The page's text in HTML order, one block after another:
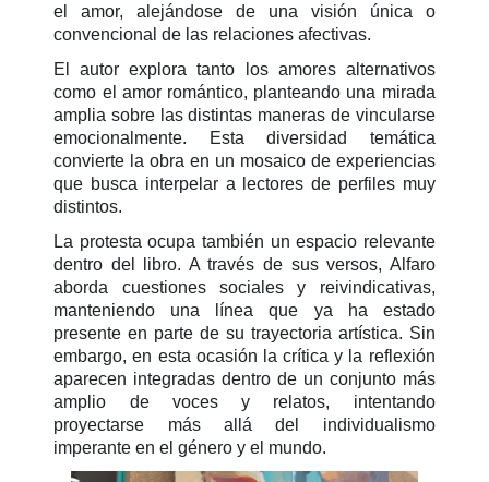
el amor, alejándose de una visión única o
convencional de las relaciones afectivas.
El autor explora tanto los amores alternativos
como el amor romántico, planteando una mirada
amplia sobre las distintas maneras de vincularse
emocionalmente. Esta diversidad temática
convierte la obra en un mosaico de experiencias
que busca interpelar a lectores de perfiles muy
distintos.
La protesta ocupa también un espacio relevante
dentro del libro. A través de sus versos, Alfaro
aborda cuestiones sociales y reivindicativas,
manteniendo una línea que ya ha estado
presente en parte de su trayectoria artística. Sin
embargo, en esta ocasión la crítica y la reflexión
aparecen integradas dentro de un conjunto más
amplio de voces y relatos, intentando
proyectarse más allá del individualismo
imperante en el género y el mundo.